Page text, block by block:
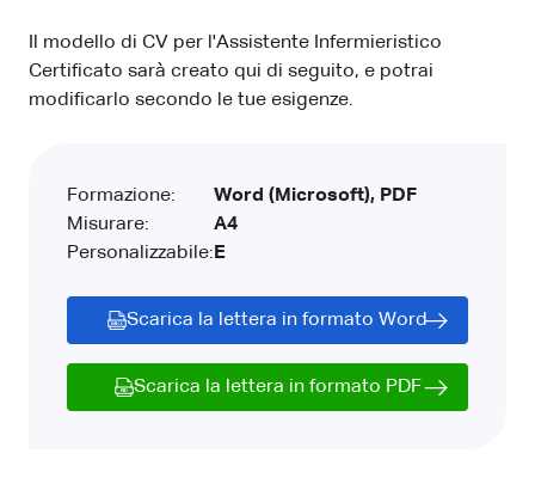
Il modello di CV per l'Assistente Infermieristico
Certificato sarà creato qui di seguito, e potrai
modificarlo secondo le tue esigenze.
Formazione:
Misurare:
Personalizzabile:
Word (Microsoft), PDF
A4
E
Scarica la lettera in formato Word
Scarica la lettera in formato PDF